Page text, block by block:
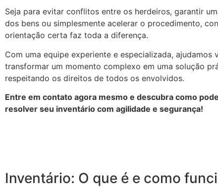
Seja para evitar conflitos entre os herdeiros, garantir
dos bens ou simplesmente acelerar o procedimento,
orientação certa faz toda a diferença.
Com uma equipe experiente e especializada, ajudamos
transformar um momento complexo em uma solução
respeitando os direitos de todos os envolvidos.
Entre em contato agora mesmo e descubra como
resolver seu inventário com agilidade e segurança!
Inventário: O que é e como